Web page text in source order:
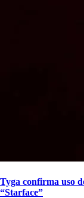
Tyga confirma uso
“Starface”